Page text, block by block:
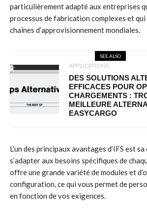
particulièrement adapté aux entreprises
processus de fabrication complexes et
chaînes d’approvisionnement mondiales.
SEE ALSO
APPLICATIONS
DES SOLUTIONS
EFFICACES POUR
CHARGEMENTS :
MEILLEURE
EASYCARGO
L’un des principaux avantages d’IFS est
s’adapter aux besoins spécifiques de
offre une grande variété de modules et
configuration, ce qui vous permet de
en fonction de vos exigences.